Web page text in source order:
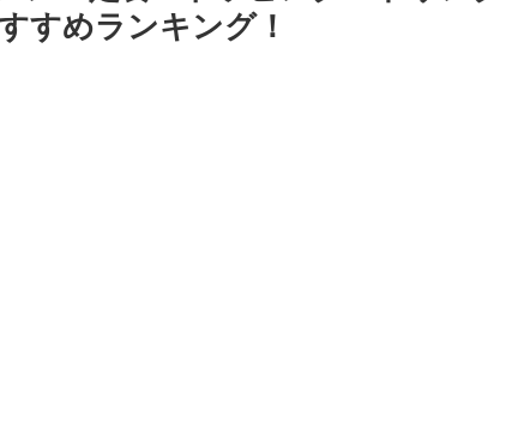
すめランキング！